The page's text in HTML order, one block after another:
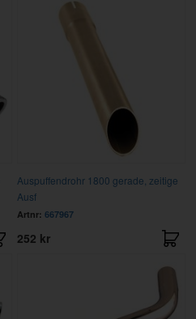
Auspuffendrohr 1800 gerade, zeitige
Ausf
Artnr: 667967
252 kr